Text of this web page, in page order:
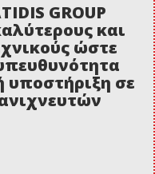
GROUP
και
ώστε
υποστήριξη σε